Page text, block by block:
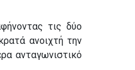
τις δύο
ανοιχτή την
ανταγωνιστικό